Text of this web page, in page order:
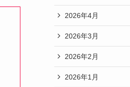
2026年4月
2026年3月
2026年2月
2026年1月